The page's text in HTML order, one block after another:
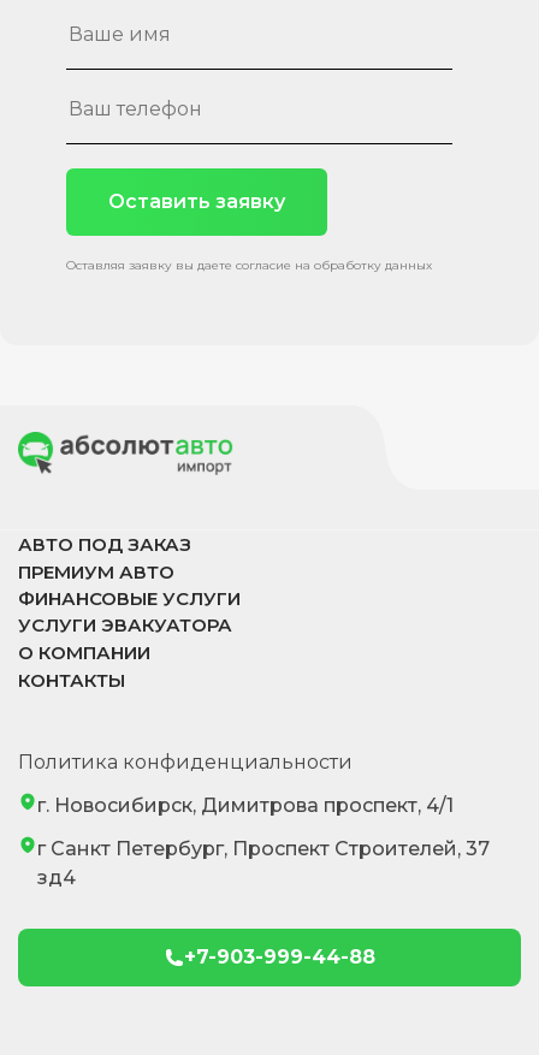
Оставить заявку
Оставляя заявку вы даете согласие на обработку данных
АВТО ПОД ЗАКАЗ
ПРЕМИУМ АВТО
ФИНАНСОВЫЕ УСЛУГИ
УСЛУГИ ЭВАКУАТОРА
О КОМПАНИИ
КОНТАКТЫ
Политика конфиденциальности
г. Новосибирск, Димитрова проспект, 4/1
г Санкт Петербург, Проспект Строителей, 37
зд4
+7-903-999-44-88